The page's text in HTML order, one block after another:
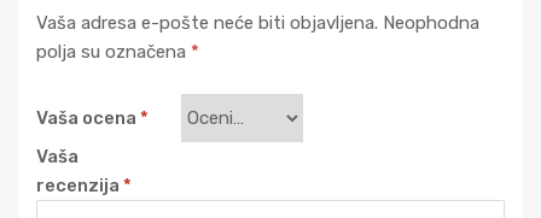
Vaša adresa e-pošte neće biti objavljena. Neophodna
polja su označena *
Vaša ocena *
Vaša
recenzija *